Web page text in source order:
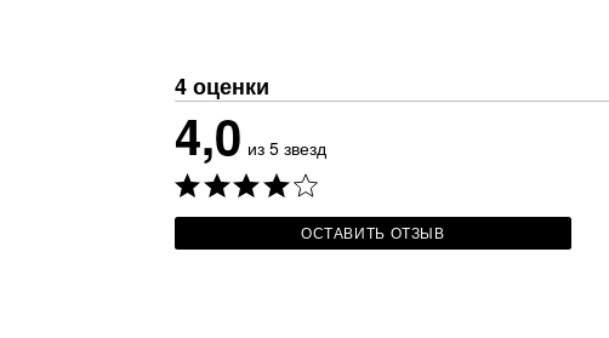
4 оценки
4,0 из 5 звезд
ОСТАВИТЬ ОТЗЫВ